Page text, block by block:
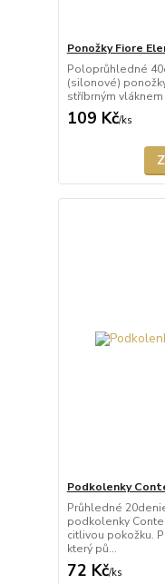
Ponožky Fiore
Poloprůhledné
(silonové)
stříbrným
109 Kč/ks
Podkolenky
Průhledné
podkolenky
citlivou pokožku.
který pů...
72 Kč/ks